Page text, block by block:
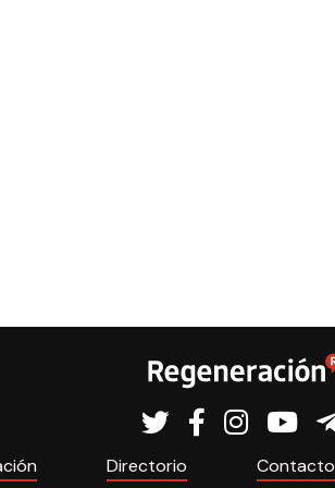
Directorio Contacto